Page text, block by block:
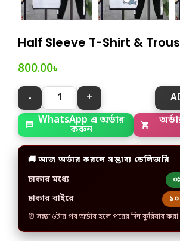
Half Sleeve T-Shirt &
800.00৳
WhatsApp এ অর্ডার
করুন
🚚 আজ অর্ডার করলে সম্ভাব্য ডেলিভারি
ঢাকার মধ্যে
ঢাকার বাইরে
⏰ সন্ধ্যা ৬টার পর অর্ডার হলে পরের দিন কুরিয়ার